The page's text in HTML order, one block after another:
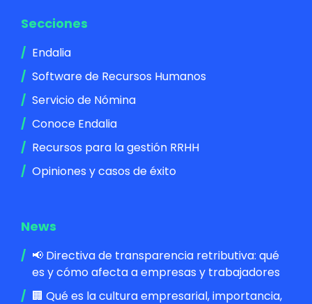
Secciones
Endalia
Software de Recursos Humanos
Servicio de Nómina
Conoce Endalia
Recursos para la gestión RRHH
Opiniones y casos de éxito
News
📢 Directiva de transparencia retributiva: qué
es y cómo afecta a empresas y trabajadores
🏢 Qué es la cultura empresarial, importancia,